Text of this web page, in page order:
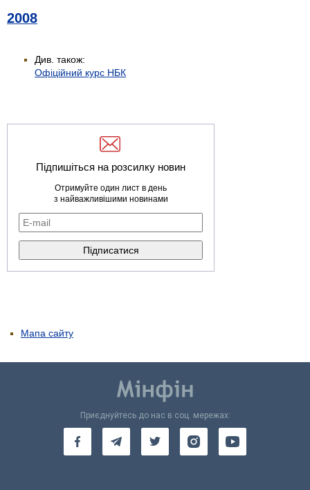
2008
Див. також:
Офіційний курс НБК
Підпишіться на розсилку новин
Отримуйте один лист в день
з найважливішими новинами
Мапа сайту
Приєднуйтесь до нас в соц. мережах: